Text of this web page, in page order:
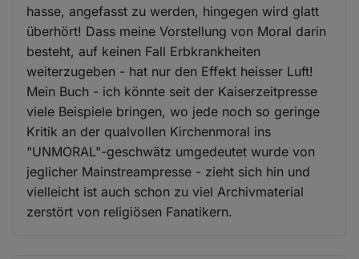
hasse, angefasst zu werden, hingegen wird glatt
überhört! Dass meine Vorstellung von Moral darin
besteht, auf keinen Fall Erbkrankheiten
weiterzugeben - hat nur den Effekt heisser Luft!
Mein Buch - ich könnte seit der Kaiserzeitpresse
viele Beispiele bringen, wo jede noch so geringe
Kritik an der qualvollen Kirchenmoral ins
"UNMORAL"-geschwätz umgedeutet wurde von
jeglicher Mainstreampresse - zieht sich hin und
vielleicht ist auch schon zu viel Archivmaterial
zerstört von religiösen Fanatikern.